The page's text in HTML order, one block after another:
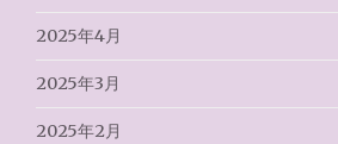
2025年4月
2025年3月
2025年2月